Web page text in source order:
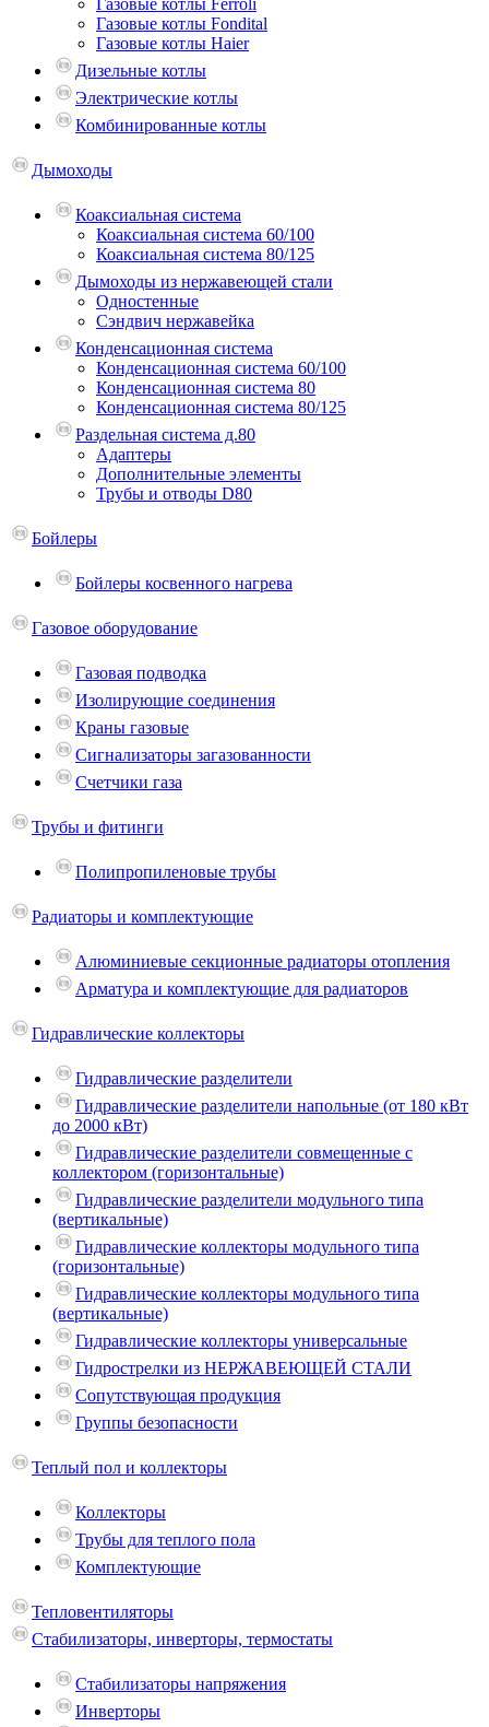
Газовые котлы Ferroli
Газовые котлы Fondital
Газовые котлы Haier
Дизельные котлы
Электрические котлы
Комбинированные котлы
Дымоходы
Коаксиальная система
Коаксиальная система 60/100
Коаксиальная система 80/125
Дымоходы из нержавеющей стали
Одностенные
Сэндвич нержавейка
Конденсационная система
Конденсационная система 60/100
Конденсационная система 80
Конденсационная система 80/125
Раздельная система д.80
Адаптеры
Дополнительные элементы
Трубы и отводы D80
Бойлеры
Бойлеры косвенного нагрева
Газовое оборудование
Газовая подводка
Изолирующие соединения
Краны газовые
Сигнализаторы загазованности
Счетчики газа
Трубы и фитинги
Полипропиленовые трубы
Радиаторы и комплектующие
Алюминиевые секционные радиаторы отопления
Арматура и комплектующие для радиаторов
Гидравлические коллекторы
Гидравлические разделители
Гидравлические разделители напольные (от 180 кВт
до 2000 кВт)
Гидравлические разделители совмещенные с
коллектором (горизонтальные)
Гидравлические разделители модульного типа
(вертикальные)
Гидравлические коллекторы модульного типа
(горизонтальные)
Гидравлические коллекторы модульного типа
(вертикальные)
Гидравлические коллекторы универсальные
Гидрострелки из НЕРЖАВЕЮЩЕЙ СТАЛИ
Сопутствующая продукция
Группы безопасности
Теплый пол и коллекторы
Коллекторы
Трубы для теплого пола
Комплектующие
Тепловентиляторы
Стабилизаторы, инверторы, термостаты
Стабилизаторы напряжения
Инверторы